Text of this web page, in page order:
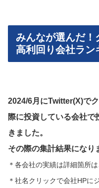
みんなが選んだ！
高利回り会社ラン
2024/6月にTwitter(X)で
際に投資している会社で
きました。
その際の集計結果になり
＊各会社の実績は詳細箇所
＊社名クリックで会社HPに